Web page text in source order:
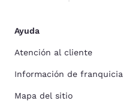
Ayuda
Atención al cliente
Información de
Mapa del sitio